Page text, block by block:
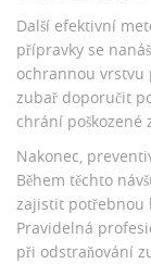
Další efektivní
přípravky se
ochrannou vrstvu
zubař doporučit
chrání poškozené
Nakonec,
Během těchto
zajistit potřebnou
Pravidelná
při odstraňování